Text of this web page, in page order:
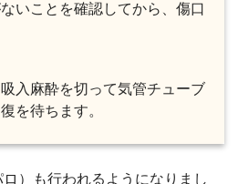
いことを確認してから、傷口
入麻酔を切って気管チューブ
を待ちます。
）も行われるようになりまし